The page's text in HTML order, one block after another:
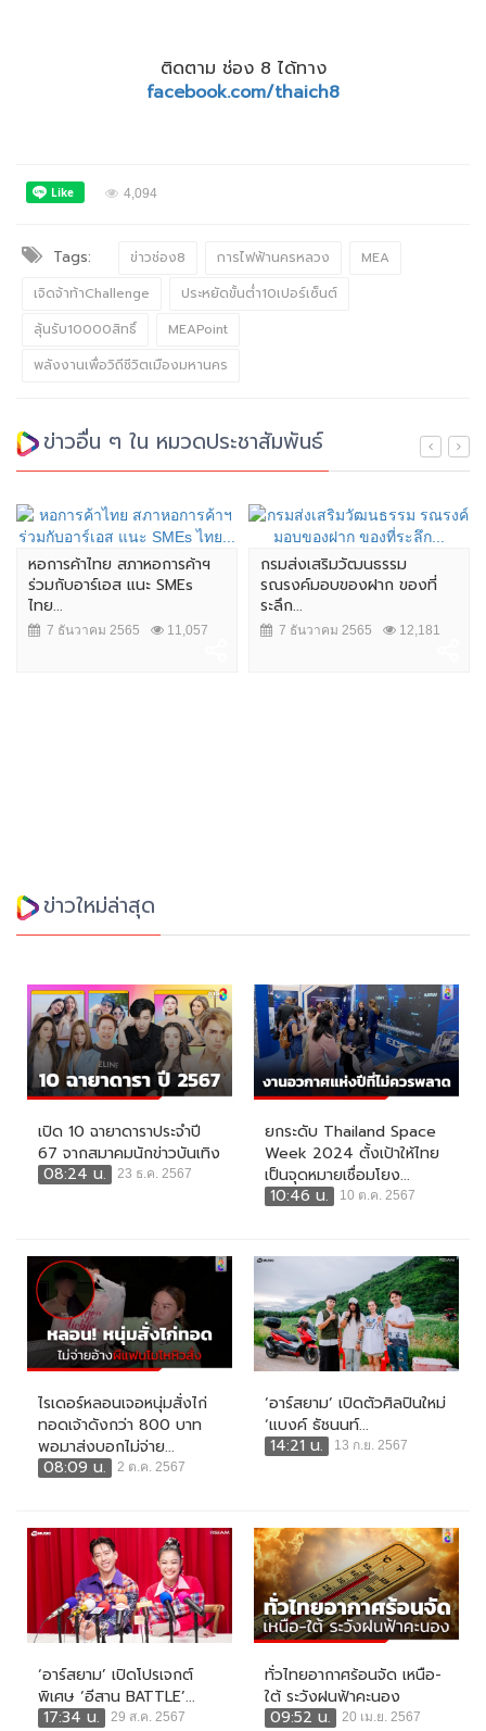
ติดตาม ช่อง 8 ได้ทาง
facebook.com/thaich8
4,094
Tags: ข่าวช่อง8 การไฟฟ้านครหลวง
MEA
เจิดจ้าท้าChallenge
ประหยัดขั้นต่ำ10เปอร์เซ็นต์
ลุ้นรับ10000สิทธิ์
MEAPoint
พลังงานเพื่อวิถีชีวิตเมืองมหานคร
ข่าวอื่น ๆ ใน หมวดประชาสัมพันธ์
หอการค้าไทย สภาหอการค้าฯ
ร่วมกับอาร์เอส แนะ SMEs
ไทย...
7 ธันวาคม 2565 11,057
กรมส่งเสริมวัฒนธรรม
รณรงค์มอบของฝาก ของที่
ระลึก...
7 ธันวาคม 2565 12,181
ข่าวใหม่ล่าสุด
เปิด 10 ฉายาดาราประจำปี
67 จากสมาคมนักข่าวบันเทิง
08:24 น.
23 ธ.ค. 2567
ยกระดับ Thailand Space
Week 2024 ตั้งเป้าให้ไทย
เป็นจุดหมายเชื่อมโยง...
10:46 น.
10 ต.ค. 2567
ไรเดอร์หลอนเจอหนุ่มสั่งไก่
ทอดเจ้าดังกว่า 800 บาท
พอมาส่งบอกไม่จ่าย...
08:09 น.
2 ต.ค. 2567
‘อาร์สยาม’ เปิดตัวศิลปินใหม่
‘แบงค์ ธัชนนท์...
14:21 น.
13 ก.ย. 2567
‘อาร์สยาม’ เปิดโปรเจกต์
พิเศษ ‘อีสาน BATTLE’...
17:34 น.
29 ส.ค. 2567
ทั่วไทยอากาศร้อนจัด เหนือ-
ใต้ ระวังฝนฟ้าคะนอง
09:52 น.
20 เม.ย. 2567